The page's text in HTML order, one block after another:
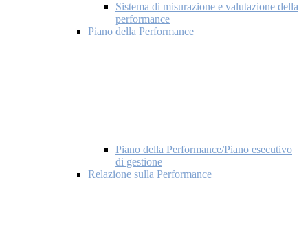
Sistema di misurazione e valutazione della
performance
Piano della Performance
Piano della Performance/Piano esecutivo
di gestione
Relazione sulla Performance